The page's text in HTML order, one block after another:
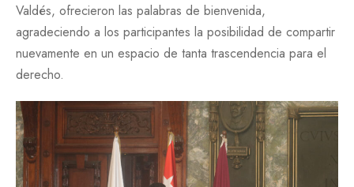
Valdés, ofrecieron las palabras de bienvenida,
agradeciendo a los participantes la posibilidad de compartir
nuevamente en un espacio de tanta trascendencia para el
derecho.